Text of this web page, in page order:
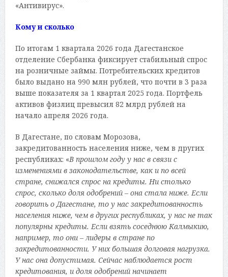
«Антивирус».
Кому и сколько
По итогам 1 квартала 2026 года Дагестанское
отделение Сбербанка фиксирует стабильный спрос
на розничные займы. Потребительских кредитов
было выдано на 990 млн рублей, что почти в 3 раза
выше показателя за 1 квартал 2025 года. Портфель
активов физлиц превысил 82 млрд рублей на
начало апреля 2026 года.
В Дагестане, по словам Морозова,
закредитованность населения ниже, чем в других
республиках: «В прошлом году у нас в связи с
изменениями в законодательстве, как и по всей
стране, снижался спрос на кредиты. Ни столько
спрос, сколько доля одобрений – она стала ниже. Если
говорить о Дагестане, то у нас закредитованность
населения ниже, чем в других республиках, у нас не так
популярны кредиты. Если взять соседнюю Калмыкию,
например, то они – лидеры в стране по
закредитованности. У них большая долговая нагрузка.
У нас она допустимая. Сейчас наблюдается рост
кредитования, и доля одобрений начинает